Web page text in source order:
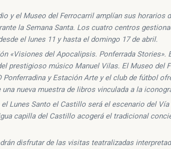
y el Museo del Ferrocarril amplían sus horarios
la Semana Santa. Los cuatro centros
el lunes 11 y hasta el domingo 17 de abril.
«Visiones del Apocalipsis. Ponferrada Stories».
prestigioso músico Manuel Vilas. El Museo del
y Estación Arte y el club de fútbol
nueva muestra de libros vinculada a la
Lunes Santo el Castillo será el escenario del
capilla del Castillo acogerá el tradicional
disfrutar de las visitas teatralizadas